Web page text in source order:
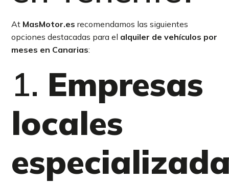
At MasMotor.es recomendamos las siguientes
opciones destacadas para el alquiler de vehículos por
meses en Canarias:
1. Empresas
locales